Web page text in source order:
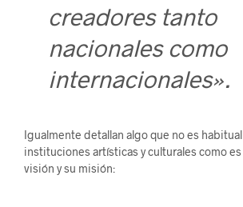
creadores tanto
nacionales como
internacionales».
Igualmente detallan algo que no es habitual
instituciones artísticas y culturales como es
visión y su misión: